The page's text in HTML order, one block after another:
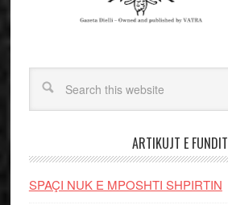
ARTIKUJT E FUNDIT
SPAÇI NUK E MPOSHTI SHPIRTIN